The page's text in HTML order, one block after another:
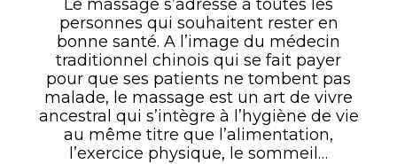
Le massage s’adresse à toutes les
personnes qui souhaitent rester en
bonne santé. A l’image du médecin
traditionnel chinois qui se fait payer
pour que ses patients ne tombent pas
malade, le massage est un art de vivre
ancestral qui s’intègre à l’hygiène de vie
au même titre que l’alimentation,
l’exercice physique, le sommeil…